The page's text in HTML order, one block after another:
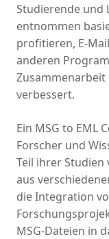
Studierende und
entnommen
profitieren, E-
anderen
verbessert.
Ein MSG to EML
Forscher und
Teil ihrer Studien
aus
die Integration
MSG-Dateien in